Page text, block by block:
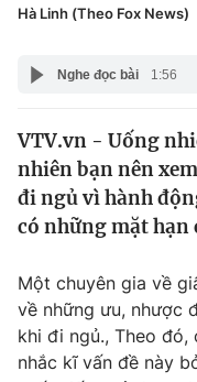
Pháp luật
Thế giới
Tin tức
Thế giới đó đây
Câu chuyện quốc tế
Tài chính
Thị trường
Dữ liệu và đời sống
Y tế
Công nghệ
Hà Linh (Theo Fox News)
Nghe đọc bài 1:56
VTV.vn - Uống
nhiên bạn nên
đi ngủ vì hành
có những mặt hạn
Một chuyên gia về
về những ưu, nhược
khi đi ngủ., Theo
nhắc kĩ vấn đề này